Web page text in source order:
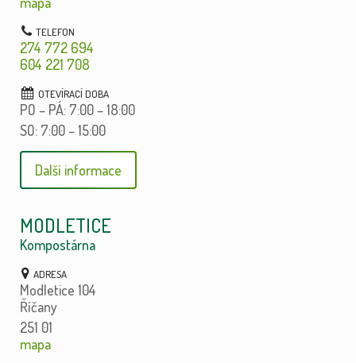
274 772 694
604 221 708
PO – PÁ: 7:00 – 18:00
SO: 7:00 – 15:00
Další informace
MODLETICE
Kompostárna
Modletice 104
Říčany
251 01
mapa